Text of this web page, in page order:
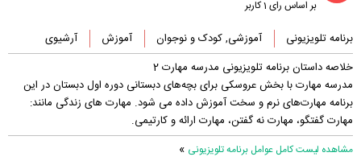
بر اساس رای 1کاربر
برنامه تلویزیونی آموزشی, کودک و نوجوان آموزش
آرشیوی
خلاصه داستان برنامه تلویزیونی مدرسه مهارت 2
مدرسه مهارت با بخش عروسکی برای بچه‌های دبستانی دوره اول دبستان در این
برنامه مهارت‌های نرم و سخت آموزش داده می شود. مهارت های زندگی مانند:
مهارت گفتگو، مهارت نه گفتن، مهارت ارائه و کارتیمی.
مشاهده لیست کامل عوامل برنامه تلویزیونی »